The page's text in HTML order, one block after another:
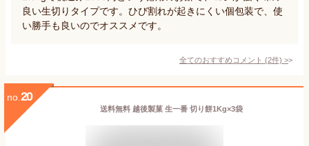
良い生切りタイプです。ひび割れが起きにくい個包装で、使
い勝手も良いのでオススメです。
全てのおすすめコメント (2件) >
no. 20
送料無料 越後製菓 生一番 切り餅1Kg×3袋